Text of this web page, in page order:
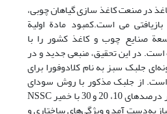
در صنعت کاغذ سازی گیاهان چوبی،
می است.کمبود مادة اولیة
صنایع چوب و کاغذ کشور را با
در این تحقیق، منبعی جدید و در
جلبک سبز به نام کلادوفورا برای
از جلبک مذکور با روش سودای
سرد، خمیر کاغذ تهیه شد و در درصدهای 10، 20 و 30 با خمیر NSSC